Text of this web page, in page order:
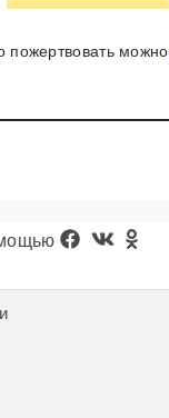
пожертвовать можно